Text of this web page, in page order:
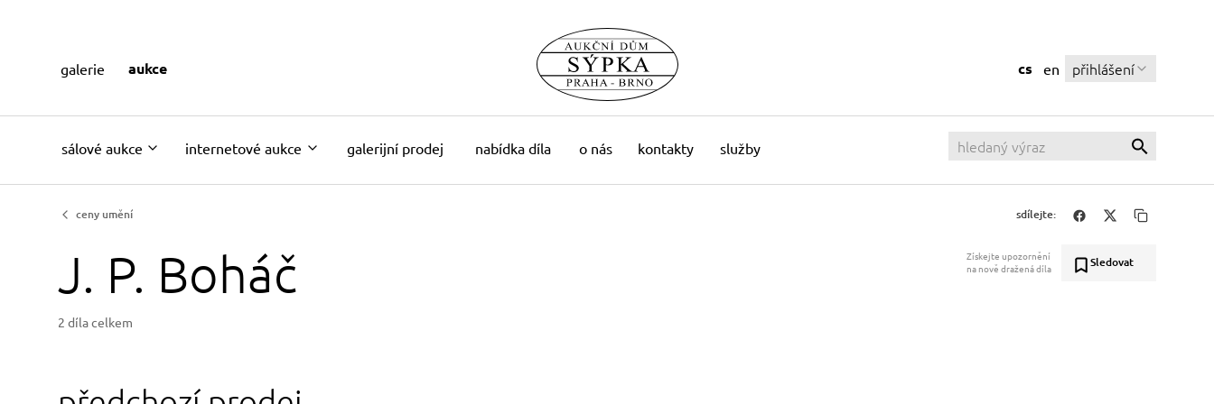
sálové aukce internetové aukce galerijní prodej nabídka díla o nás kontakty služby
cs en přihlášení
galerie aukce
ceny umění sdílejte:
J. P. Boháč
Získejte upozornění
na nově dražená díla
Sledovat
2 díla celkem